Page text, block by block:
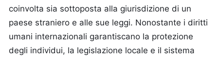
coinvolta sia sottoposta alla giurisdizione di un
paese straniero e alle sue leggi. Nonostante i diritti
umani internazionali garantiscano la protezione
degli individui, la legislazione locale e il sistema